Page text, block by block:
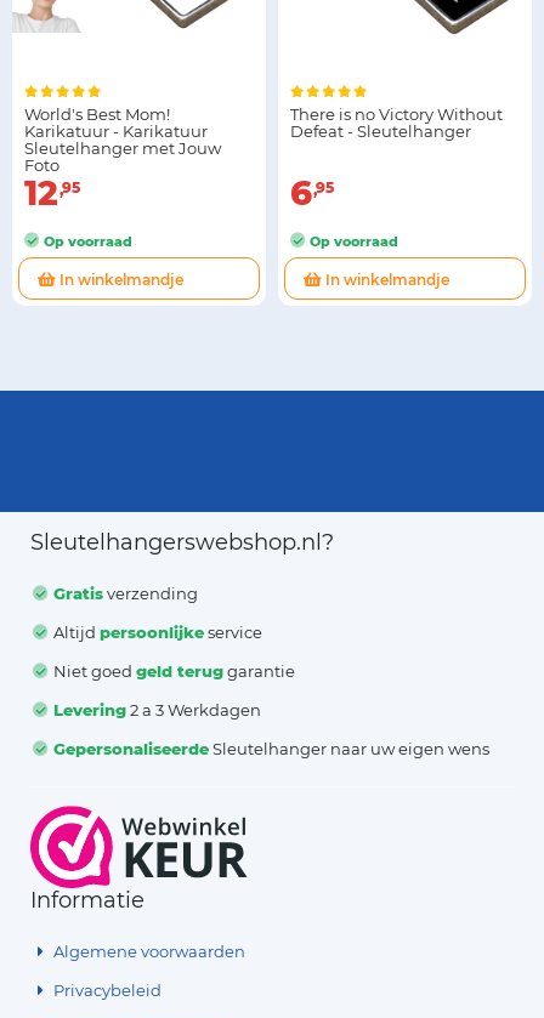
World's Best Mom!
Karikatuur - Karikatuur
Sleutelhanger met Jouw
Foto
12 95
Op voorraad
In winkelmandje
There is no Victory Without
Defeat - Sleutelhanger
6 95
Op voorraad
In winkelmandje
Sleutelhangerswebshop.nl?
Gratisverzending
Altijdpersoonlijkeservice
Niet goedgeld teruggarantie
Levering2 a 3 Werkdagen
GepersonaliseerdeSleutelhanger naar uw eigen wens
Informatie
Algemene voorwaarden
Privacybeleid